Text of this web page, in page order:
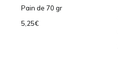
Pain de 70 gr
5,25€